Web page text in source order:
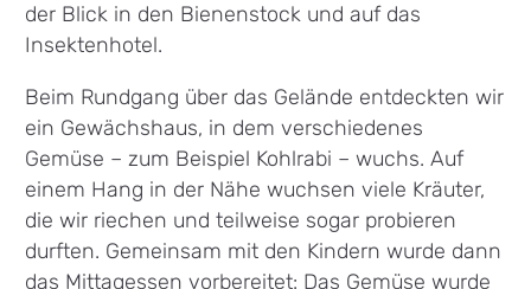
der Blick in den Bienenstock und auf das
Insektenhotel.
Beim Rundgang über das Gelände entdeckten wir
ein Gewächshaus, in dem verschiedenes
Gemüse – zum Beispiel Kohlrabi – wuchs. Auf
einem Hang in der Nähe wuchsen viele Kräuter,
die wir riechen und teilweise sogar probieren
durften. Gemeinsam mit den Kindern wurde dann
das Mittagessen vorbereitet: Das Gemüse wurde